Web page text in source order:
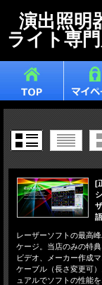
演出照明
ライト専
[
レーザーソフトの最高
ケージ。当店のみの特
ビデオ、メーカー作成
ケーブル（長さ変更可
ュアルでソフトの性能